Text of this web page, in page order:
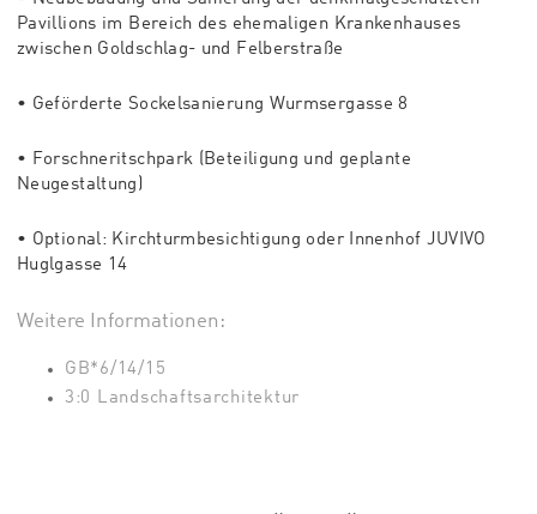
Pavillions im Bereich des ehemaligen Krankenhauses
zwischen Goldschlag- und Felberstraße
• Geförderte Sockelsanierung Wurmsergasse 8
• Forschneritschpark (Beteiligung und geplante
Neugestaltung)
• Optional: Kirchturmbesichtigung oder Innenhof JUVIVO
Huglgasse 14
Weitere Informationen:
GB*6/14/15
3:0 Landschaftsarchitektur